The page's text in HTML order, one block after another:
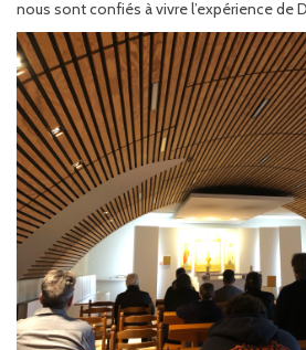
nous sont confiés à vivre l’expérience de